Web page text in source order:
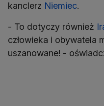
kanclerz Niemiec.
- To dotyczy również
człowieka i obywatela
uszanowane! -